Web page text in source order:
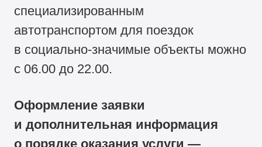
специализированным
автотранспортом для поездок
в социально-значимые объекты можно
с 06.00 до 22.00.
Оформление заявки
и дополнительная информация
о порядке оказания услуги —